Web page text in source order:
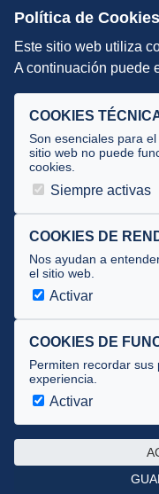
Escuelas de Triatlón
DIRECCIÓN TÉCNICA
Selecciones
Tecnificación
JUECES Y OFICIALES
Documentos
Cursos
Circulares oficiales
Convocatorias y
Av. José Atarés 101,
Privacidad · Cookies
Política de Cookies
Este sitio web utiliza
A continuación puede
COOKIES
Son esenciales para
sitio web no puede
cookies.
Siempre activas
COOKIES DE
Nos ayudan a
el sitio web.
Activar
COOKIES DE
Permiten recordar sus
experiencia.
Activar